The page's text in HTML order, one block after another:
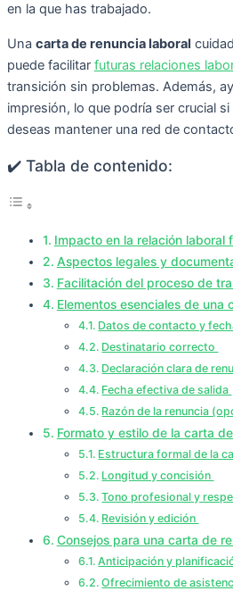
en la que has trabajado.
Una carta de renuncia laboral
puede facilitar futuras relaciones
transición sin problemas. Además,
impresión, lo que podría ser crucial
deseas mantener una red de
✔️ Tabla de contenido:
Impacto en la relación laboral
Aspectos legales y
Facilitación del proceso de
Elementos esenciales de una
Datos de contacto y
Destinatario correcto
Declaración clara de
Fecha efectiva de salida
Razón de la renuncia
Formato y estilo de la carta
Estructura formal de la
Longitud y concisión
Tono profesional y
Revisión y edición
Consejos para una carta de
Anticipación y
Ofrecimiento de